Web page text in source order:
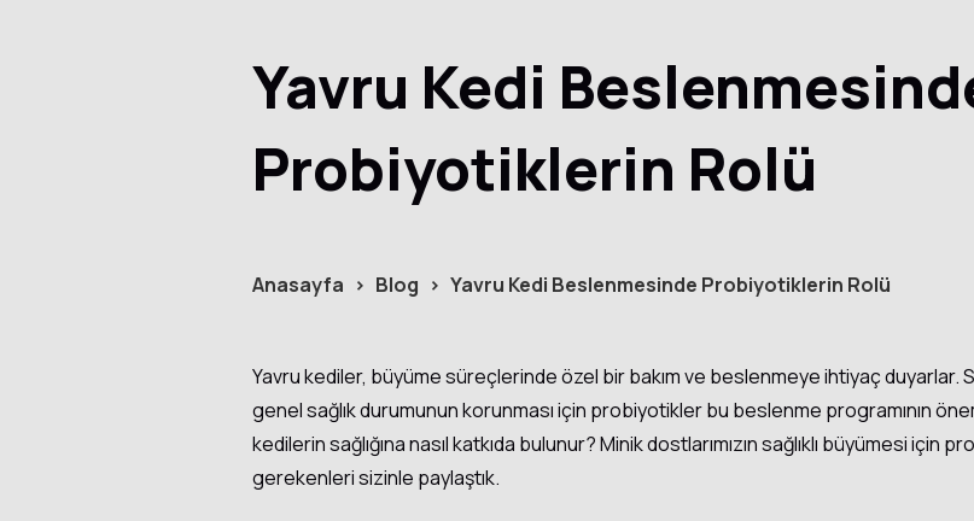
Yavru Kedi
Probiyotiklerin Rolü
Anasayfa Blog Yavru Kedi Beslenmesinde Probiyotiklerin Rolü
Yavru kediler, büyüme süreçlerinde özel bir bakım ve beslenmeye ihtiyaç duyarlar.
genel sağlık durumunun korunması için probiyotikler bu beslenme programının
kedilerin sağlığına nasıl katkıda bulunur? Minik dostlarımızın sağlıklı büyümesi için
gerekenleri sizinle paylaştık.